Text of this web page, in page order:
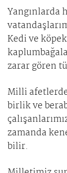
Yangınlarda
Kedi ve
zarar gören
Milli
birlik ve
zamanda
bilir.